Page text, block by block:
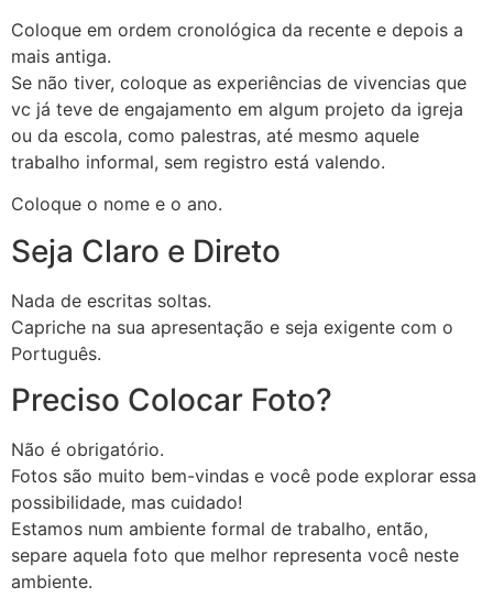
Coloque em ordem cronológica da recente e depois a
mais antiga.
Se não tiver, coloque as experiências de vivencias que
vc já teve de engajamento em algum projeto da igreja
ou da escola, como palestras, até mesmo aquele
trabalho informal, sem registro está valendo.
Coloque o nome e o ano.
Seja Claro e Direto
Nada de escritas soltas.
Capriche na sua apresentação e seja exigente com o
Português.
Preciso Colocar Foto?
Não é obrigatório.
Fotos são muito bem-vindas e você pode explorar essa
possibilidade, mas cuidado!
Estamos num ambiente formal de trabalho, então,
separe aquela foto que melhor representa você neste
ambiente.